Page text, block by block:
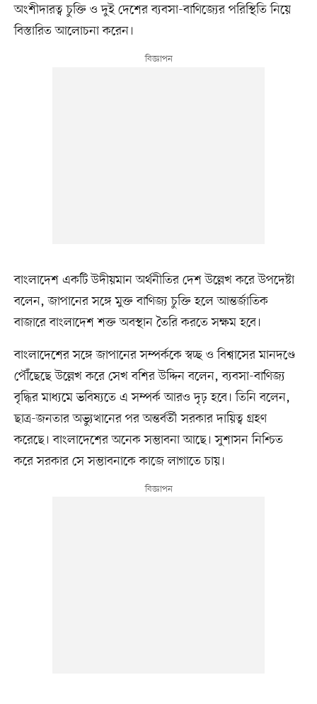
অংশীদারত্ব চুক্তি ও দুই দেশের ব্যবসা-বাণিজ্যের পরিস্থিতি নিয়ে
বিস্তারিত আলোচনা করেন।
বাংলাদেশ একটি উদীয়মান অর্থনীতির দেশ উল্লেখ করে উপদেষ্টা
বলেন, জাপানের সঙ্গে মুক্ত বাণিজ্য চুক্তি হলে আন্তর্জাতিক
বাজারে বাংলাদেশ শক্ত অবস্থান তৈরি করতে সক্ষম হবে।
বাংলাদেশের সঙ্গে জাপানের সম্পর্ককে স্বচ্ছ ও বিশ্বাসের মানদণ্ডে
পৌঁছেছে উল্লেখ করে সেখ বশির উদ্দিন বলেন, ব্যবসা-বাণিজ্য
বৃদ্ধির মাধ্যমে ভবিষ্যতে এ সম্পর্ক আরও দৃঢ় হবে। তিনি বলেন,
ছাত্র-জনতার অভ্যুত্থানের পর অন্তর্বর্তী সরকার দায়িত্ব গ্রহণ
করেছে। বাংলাদেশের অনেক সম্ভাবনা আছে। সুশাসন নিশ্চিত
করে সরকার সে সম্ভাবনাকে কাজে লাগাতে চায়।